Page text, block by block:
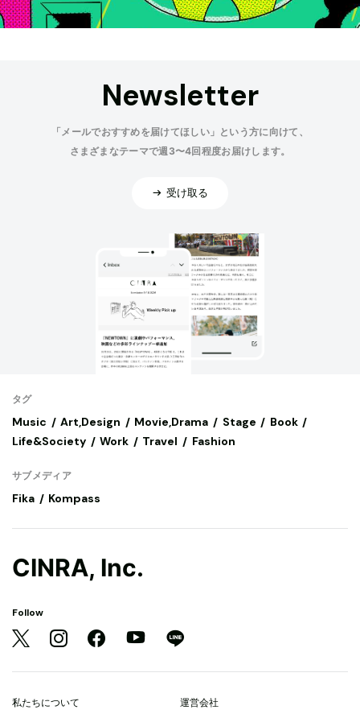
Newsletter
「メールでおすすめを届けてほしい」という方に向けて、
さまざまなテーマで週3〜4回程度お届けします。
受け取る
タグ
Music Art,Design Movie,Drama Stage
Book
Life&Society
Work Travel Fashion
サブメディア
Fika Kompass
CINRA, Inc.
Follow
私たちについて 運営会社